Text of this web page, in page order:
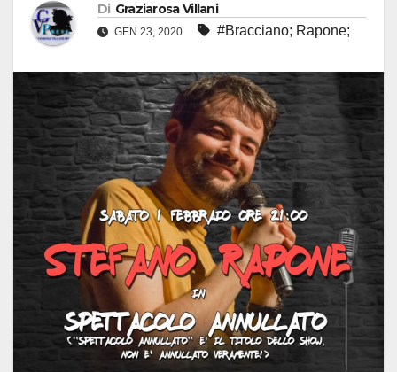
Di Graziarosa Villani
GEN 23, 2020 #Bracciano; Rapone;